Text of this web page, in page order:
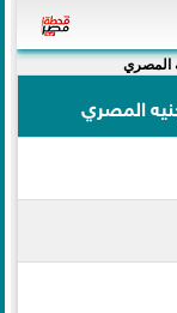
المصري
المصري